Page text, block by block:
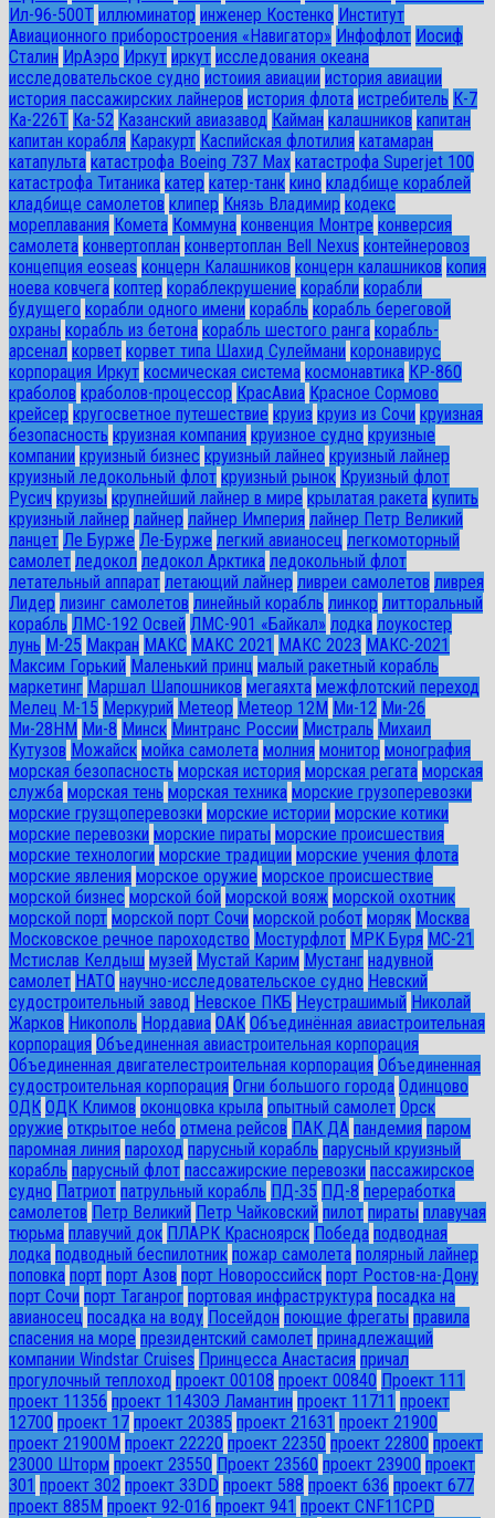
Ил-96-500Т иллюминатор инженер Костенко Институт
Авиационного приборостроения «Навигатор» Инфофлот Иосиф
Сталин ИрАэро Иркут иркут исследования океана
исследовательское судно истоиия авиации история авиации
история пассажирских лайнеров история флота истребитель К-7
Ка-226Т Ка-52 Казанский авиазавод Кайман калашников капитан
капитан корабля Каракурт Каспийская флотилия катамаран
катапульта катастрофа Boeing 737 Max катастрофа Superjet 100
катастрофа Титаника катер катер-танк кино кладбище кораблей
кладбище самолетов клипер Князь Владимир кодекс
мореплавания Комета Коммуна конвенция Монтре конверсия
самолета конвертоплан конвертоплан Bell Nexus контейнеровоз
концепция eoseas концерн Калашников концерн калашников копия
ноева ковчега коптер кораблекрушение корабли корабли
будущего корабли одного имени корабль корабль береговой
охраны корабль из бетона корабль шестого ранга корабль-
арсенал корвет корвет типа Шахид Сулеймани коронавирус
корпорация Иркут космическая система космонавтика КР-860
краболов краболов-процессор КрасАвиа Красное Сормово
крейсер кругосветное путешествие круиз круиз из Сочи круизная
безопасность круизная компания круизное судно круизные
компании круизный бизнес круизный лайнео круизный лайнер
круизный ледокольный флот круизный рынок Круизный флот
Русич круизы крупнейший лайнер в мире крылатая ракета купить
круизный лайнер лайнер лайнер Империя лайнер Петр Великий
ланцет Ле Бурже Ле-Бурже легкий авианосец легкомоторный
самолет ледокол ледокол Арктика ледокольный флот
летательный аппарат летающий лайнер ливреи самолетов ливрея
Лидер лизинг самолетов линейный корабль линкор литторальный
корабль ЛМС-192 Освей ЛМС-901 «Байкал» лодка лоукостер
лунь М-25 Макран МАКС МАКС 2021 МАКС 2023 МАКС-2021
Максим Горький Маленький принц малый ракетный корабль
маркетинг Маршал Шапошников мегаяхта межфлотский переход
Мелец М-15 Меркурий Метеор Метеор 12М Ми-12 Ми-26
Ми-28HM Ми-8 Минск Минтранс России Мистраль Михаил
Кутузов Можайск мойка самолета молния монитор монография
морская безопасность морская история морская регата морская
служба морская тень морская техника морские грузоперевозки
морские грузщоперевозки морские истории морские котики
морские перевозки морские пираты морские происшествия
морские технологии морские традиции морские учения флота
морские явления морское оружие морское происшествие
морской бизнес морской бой морской вояж морской охотник
морской порт морской порт Сочи морской робот моряк Москва
Московское речное пароходство Мостурфлот МРК Буря МС-21
Мстислав Келдыш музей Мустай Карим Мустанг надувной
самолет НАТО научно-исследовательское судно Невский
судостроительный завод Невское ПКБ Неустрашимый Николай
Жарков Никополь Нордавиа ОАК Объединённая авиастроительная
корпорация Объединенная авиастроительная корпорация
Объединенная двигателестроительная корпорация Объединенная
судостроительная корпорация Огни большого города Одинцово
ОДК ОДК Климов оконцовка крыла опытный самолет Орск
оружие открытое небо отмена рейсов ПАК ДА пандемия паром
паромная линия пароход парусный корабль парусный круизный
корабль парусный флот пассажирские перевозки пассажирское
судно Патриот патрульный корабль ПД-35 ПД-8 переработка
самолетов Петр Великий Петр Чайковский пилот пираты плавучая
тюрьма плавучий док ПЛАРК Красноярск Победа подводная
лодка подводный беспилотник пожар самолета полярный лайнер
поповка порт порт Азов порт Новороссийск порт Ростов-на-Дону
порт Сочи порт Таганрог портовая инфраструктура посадка на
авианосец посадка на воду Посейдон поющие фрегаты правила
спасения на море президентский самолет принадлежащий
компании Windstar Cruises Принцесса Анастасия причал
прогулочный теплоход проект 00108 проект 00840 Проект 111
проект 11356 проект 11430Э Ламантин проект 11711 проект
12700 проект 17 проект 20385 проект 21631 проект 21900
проект 21900М проект 22220 проект 22350 проект 22800 проект
23000 Шторм проект 23550 Проект 23560 проект 23900 проект
301 проект 302 проект 33DD проект 588 проект 636 проект 677
проект 885М проект 92-016 проект 941 проект CNF11CPD